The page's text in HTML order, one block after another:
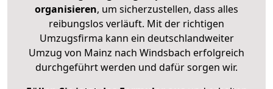
organisieren, um sicherzustellen, dass alles
reibungslos verläuft. Mit der richtigen
Umzugsfirma kann ein deutschlandweiter
Umzug von Mainz nach Windsbach erfolgreich
durchgeführt werden und dafür sorgen wir.